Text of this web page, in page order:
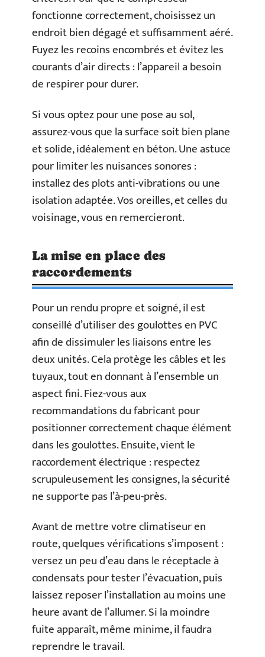
fonctionne correctement, choisissez un
endroit bien dégagé et suffisamment aéré.
Fuyez les recoins encombrés et évitez les
courants d’air directs : l’appareil a besoin
de respirer pour durer.
Si vous optez pour une pose au sol,
assurez-vous que la surface soit bien plane
et solide, idéalement en béton. Une astuce
pour limiter les nuisances sonores :
installez des plots anti-vibrations ou une
isolation adaptée. Vos oreilles, et celles du
voisinage, vous en remercieront.
La mise en place des
raccordements
Pour un rendu propre et soigné, il est
conseillé d’utiliser des goulottes en PVC
afin de dissimuler les liaisons entre les
deux unités. Cela protège les câbles et les
tuyaux, tout en donnant à l’ensemble un
aspect fini. Fiez-vous aux
recommandations du fabricant pour
positionner correctement chaque élément
dans les goulottes. Ensuite, vient le
raccordement électrique : respectez
scrupuleusement les consignes, la sécurité
ne supporte pas l’à-peu-près.
Avant de mettre votre climatiseur en
route, quelques vérifications s’imposent :
versez un peu d’eau dans le réceptacle à
condensats pour tester l’évacuation, puis
laissez reposer l’installation au moins une
heure avant de l’allumer. Si la moindre
fuite apparaît, même minime, il faudra
reprendre le travail.